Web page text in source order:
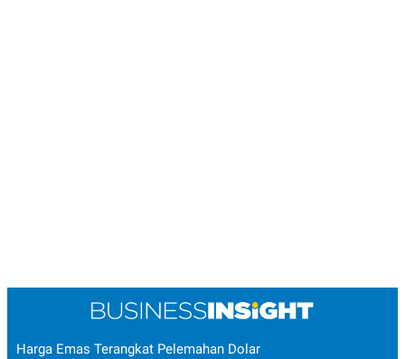
Harga Emas Terangkat Pelemahan Dolar